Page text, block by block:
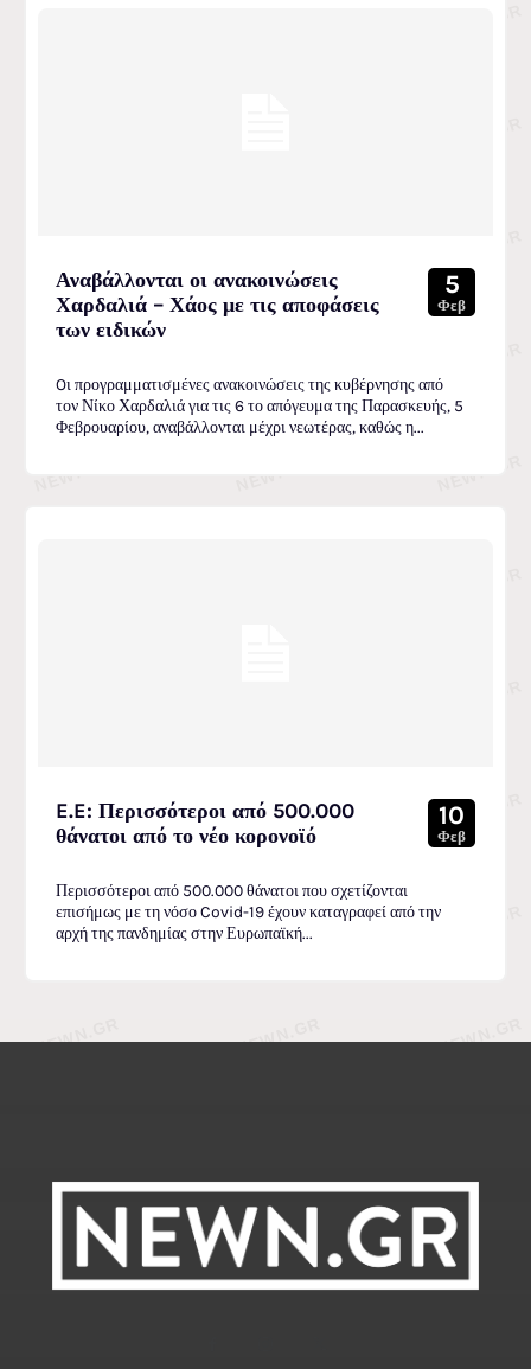
Αναβάλλονται οι ανακοινώσεις
Χαρδαλιά – Χάος με τις αποφάσεις
των ειδικών
5
Φεβ
Oι προγραμματισμένες ανακοινώσεις της κυβέρνησης από
τον Νίκο Χαρδαλιά για τις 6 το απόγευμα της Παρασκευής, 5
Φεβρουαρίου, αναβάλλονται μέχρι νεωτέρας, καθώς η...
E.E: Περισσότεροι από 500.000
θάνατοι από το νέο κορονοϊό
10
Φεβ
Περισσότεροι από 500.000 θάνατοι που σχετίζονται
επισήμως με τη νόσο Covid-19 έχουν καταγραφεί από την
αρχή της πανδημίας στην Ευρωπαϊκή...